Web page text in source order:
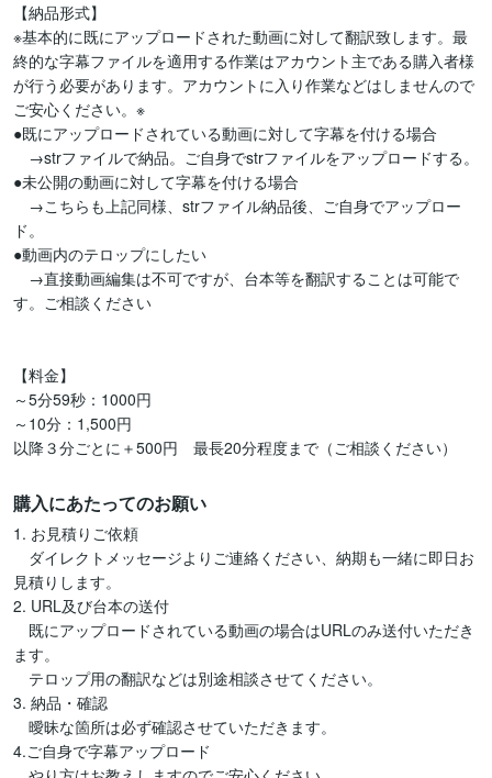
【納品形式】
※基本的に既にアップロードされた動画に対して翻訳致します。最
終的な字幕ファイルを適用する作業はアカウント主である購入者様
が行う必要があります。アカウントに入り作業などはしませんので
ご安心ください。※
●既にアップロードされている動画に対して字幕を付ける場合
→strファイルで納品。ご自身でstrファイルをアップロードする。
●未公開の動画に対して字幕を付ける場合
→こちらも上記同様、strファイル納品後、ご自身でアップロー
ド。
●動画内のテロップにしたい
→直接動画編集は不可ですが、台本等を翻訳することは可能で
す。ご相談ください
【料金】
～5分59秒：1000円
～10分：1,500円
購入にあたってのお願い
1. お見積りご依頼
ダイレクトメッセージよりご連絡ください、納期も一緒に即日お
見積りします。
2. URL及び台本の送付
既にアップロードされている動画の場合はURLのみ送付いただき
ます。
テロップ用の翻訳などは別途相談させてください。
3. 納品・確認
曖昧な箇所は必ず確認させていただきます。
4.ご自身で字幕アップロード